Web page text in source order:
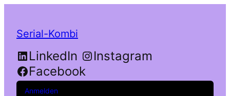
Serial-Kombi
LinkedIn
Instagram
Facebook
Anmelden